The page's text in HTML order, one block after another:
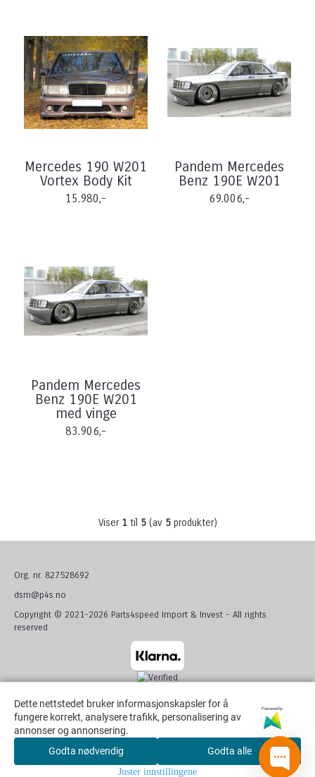
Mercedes 190 W201
Vortex Body Kit
15.980,-
Pandem Mercedes
Benz 190E W201
69.006,-
Pandem Mercedes
Benz 190E W201
med vinge
83.906,-
Viser 1til 5(av 5produkter)
Org. nr. 827528692
dsm@p4s.no
Copyright © 2021-2026 Parts4speed Import & Invest - All rights
reserved
Dette nettstedet bruker informasjonskapsler for å
fungere korrekt, analysere trafikk, personalisering av
annonser og annonsering.
Powered by
Godta nødvendig Godta alle
Juster innstillingene
Dette nettstedet bruker informasjonskapsler for å
fungere korrekt, analysere trafikk, personalisering av
annonser og annonsering.
Powered by
Godta nødvendig Godta alle
Juster innstillingene